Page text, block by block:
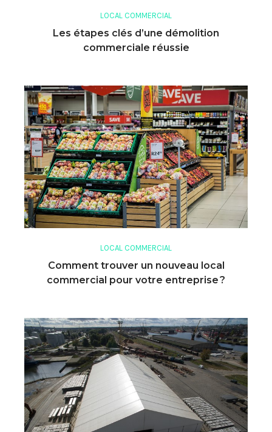
LOCAL COMMERCIAL
Les étapes clés d’une démolition
commerciale réussie
LOCAL COMMERCIAL
Comment trouver un nouveau local
commercial pour votre entreprise ?